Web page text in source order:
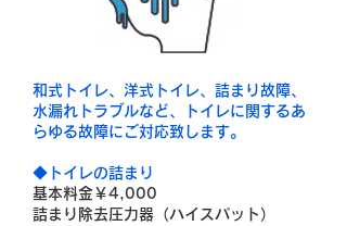
和式トイレ、洋式トイレ、詰まり故障、
水漏れトラブルなど、トイレに関するあ
らゆる故障にご対応致します。
◆トイレの詰まり
基本料金￥4,000
詰まり除去圧力器（ハイスパット）